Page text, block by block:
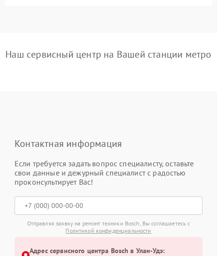
Наш сервисный центр на Вашей станции метро
Контактная информация
Если требуется задать вопрос специалисту, оставьте
свои данные и дежурный специалист с радостью
проконсультирует Вас!
Отправляя заявку на ремонт техники Bosch, Вы соглашаетесь с
Политикой конфиденциальности
Адрес сервисного центра Bosch в Улан-Удэ: